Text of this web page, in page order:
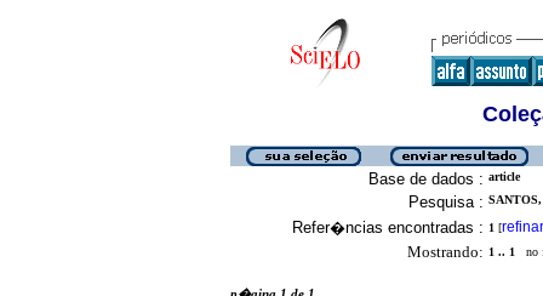
Base de dados : article
Pesquisa :
Refer�ncias encontradas : 1 [refinar
Mostrando: 1 .. 1 no